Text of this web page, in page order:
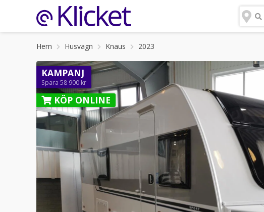
Hem Husvagn Knaus 2023
KAMPANJ
Spara 58 900 kr
KÖP ONLINE